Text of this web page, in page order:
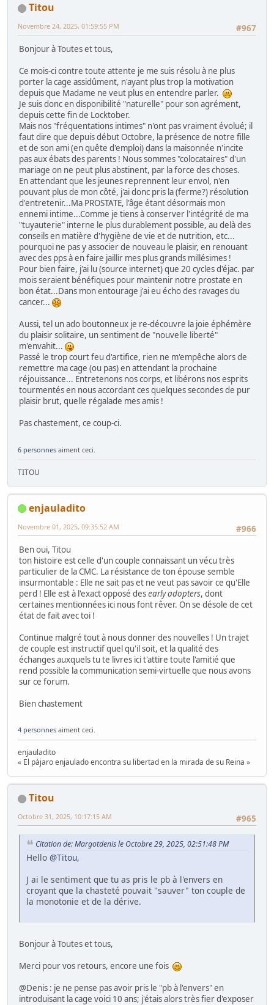
Titou
#967
Novembre 24, 2025, 01:59:55 PM
Bonjour à Toutes et tous,
Ce mois-ci contre toute attente je me suis résolu à ne plus
porter la cage assidûment, n'ayant plus trop la motivation
depuis que Madame ne veut plus en entendre parler.
Je suis donc en disponibilité "naturelle" pour son agrément,
depuis cette fin de Locktober.
Mais nos "fréquentations intimes" n'ont pas vraiment évolué; il
faut dire que depuis début Octobre, la présence de notre fille
et de son ami (en quête d'emploi) dans la maisonnée n'incite
pas aux ébats des parents ! Nous sommes "colocataires" d'un
mariage on ne peut plus abstinent, par la force des choses.
En attendant que les jeunes reprennent leur envol, n'en
pouvant plus de mon côté, j'ai donc pris la (ferme?) résolution
d'entretenir...Ma PROSTATE, l'âge étant désormais mon
ennemi intime...Comme je tiens à conserver l'intégrité de ma
"tuyauterie" interne le plus durablement possible, au delà des
conseils en matière d'hygiène de vie et de nutrition, etc...
pourquoi ne pas y associer de nouveau le plaisir, en renouant
avec des pps à en faire jaillir mes plus grands millésimes !
Pour bien faire, j'ai lu (source internet) que 20 cycles d'éjac. par
mois seraient bénéfiques pour maintenir notre prostate en
bon état...Dans mon entourage j'ai eu écho des ravages du
cancer...
Aussi, tel un ado boutonneux je re-découvre la joie éphémère
du plaisir solitaire, un sentiment de "nouvelle liberté"
m'envahit...
Passé le trop court feu d'artifice, rien ne m'empêche alors de
remettre ma cage (ou pas) en attendant la prochaine
réjouissance... Entretenons nos corps, et libérons nos esprits
tourmentés en nous accordant ces quelques secondes de pur
plaisir brut, quelle régalade mes amis !
Pas chastement, ce coup-ci.
6 personnes aiment ceci.
TITOU
enjauladito
#966
Novembre 01, 2025, 09:35:52 AM
Ben oui, Titou
ton histoire est celle d'un couple connaissant un vécu très
particulier de la CMC. La résistance de ton épouse semble
insurmontable : Elle ne sait pas et ne veut pas savoir ce qu'Elle
perd ! Elle est à l'exact opposé desearly adopters, dont
certaines mentionnées ici nous font rêver. On se désole de cet
état de fait avec toi !
Continue malgré tout à nous donner des nouvelles ! Un trajet
de couple est instructif quel qu'il soit, et la qualité des
échanges auxquels tu te livres ici t'attire toute l'amitié que
rend possible la communication semi-virtuelle que nous avons
sur ce forum.
Bien chastement
4 personnes aiment ceci.
enjauladito
« El pàjaro enjaulado encontra su libertad en la mirada de su Reina »
Titou
#965
Octobre 31, 2025, 10:17:15 AM
Citation de: Margotdenis le Octobre 29, 2025, 02:51:48 PM
Hello @Titou,
J ai le sentiment que tu as pris le pb à l'envers en
croyant que la chasteté pouvait "sauver" ton couple de
la monotonie et de la dérive.
Bonjour à Toutes et tous,
Merci pour vos retours, encore une fois
@Denis : je ne pense pas avoir pris le "pb à l'envers" en
introduisant la cage voici 10 ans; j'étais alors très fier d'exposer